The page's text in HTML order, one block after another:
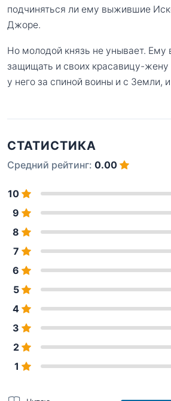
подчиняться ли ему выжившие
Джоре.
Но молодой князь не унывает. Ему
защищать и своих красавицу-
у него за спиной воины и с Земли,
СТАТИСТИКА
Средний рейтинг: 0.00
10
9
8
7
6
5
4
3
2
1